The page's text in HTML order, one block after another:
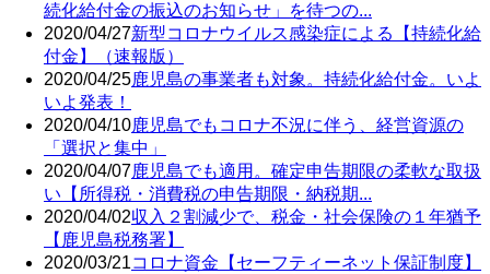
続化給付金の振込のお知らせ」を待つの...
2020/04/27新型コロナウイルス感染症による【持続化給
付金】（速報版）
2020/04/25鹿児島の事業者も対象。持続化給付金。いよ
いよ発表！
2020/04/10鹿児島でもコロナ不況に伴う、経営資源の
「選択と集中」
2020/04/07鹿児島でも適用。確定申告期限の柔軟な取扱
い【所得税・消費税の申告期限・納税期...
2020/04/02収入２割減少で、税金・社会保険の１年猶予
【鹿児島税務署】
2020/03/21コロナ資金【セーフティーネット保証制度】